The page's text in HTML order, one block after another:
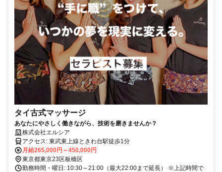
タイ古式マッサージ
あなたにやさしく働きながら、技術を磨きませんか？
株式会社エルシア
アクセス: 東武東上線ときわ台駅徒歩1分
月給265,000円～450,000円
東京都東京23区板橋区
勤務時間・曜日: 10:30～21:00（最大22:00まで延長） ※上記時間で